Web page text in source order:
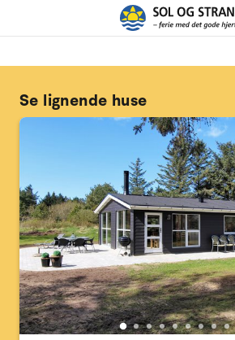
Se lignende huse